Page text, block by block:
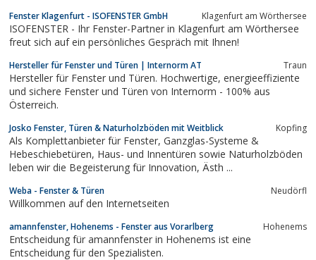
Fenster Klagenfurt - ISOFENSTER GmbH Klagenfurt am Wörthersee
ISOFENSTER - Ihr Fenster-Partner in Klagenfurt am Wörthersee
freut sich auf ein persönliches Gespräch mit Ihnen!
Hersteller für Fenster und Türen | Internorm AT Traun
Hersteller für Fenster und Türen. Hochwertige, energieeffiziente
und sichere Fenster und Türen von Internorm - 100% aus
Österreich.
Josko Fenster, Türen & Naturholzböden mit Weitblick Kopfing
Als Komplettanbieter für Fenster, Ganzglas-Systeme &
Hebeschiebetüren, Haus- und Innentüren sowie Naturholzböden
leben wir die Begeisterung für Innovation, Ästh ...
Weba - Fenster & Türen Neudörfl
Willkommen auf den Internetseiten
amannfenster, Hohenems - Fenster aus Vorarlberg Hohenems
Entscheidung für amannfenster in Hohenems ist eine
Entscheidung für den Spezialisten.